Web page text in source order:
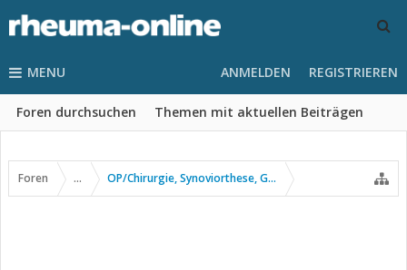
MENU
Foren durchsuchen Themen mit aktuellen Beiträgen
ANMELDEN REGISTRIEREN
Foren ... OP/Chirurgie, Synoviorthese, Gelenkpunktion usw.